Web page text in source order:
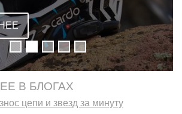
ГАРНИТУРОЙ
В БЛОГАХ
цепи и звезд за минуту